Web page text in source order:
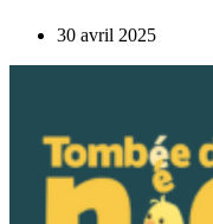
30 avril 2025